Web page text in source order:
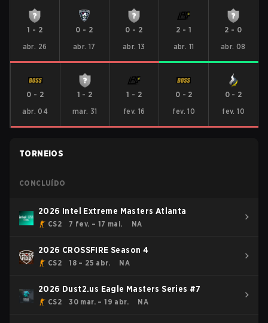
1 - 2
abr. 26
0 - 2
abr. 17
0 - 2
abr. 13
2 - 1
abr. 11
2 - 0
abr. 08
0 - 2
abr. 04
1 - 2
mar. 31
1 - 2
fev. 16
0 - 2
fev. 10
0- 2
fev. 10
TORNEIOS
CONCLUÍDO
2026 Intel Extreme Masters Atlanta
CS2 7 fev. – 17 mai. NA
2026 CROSSFIRE Season 4
CS2 18 – 25 abr. NA
2026 Dust2.us Eagle Masters Series #7
CS2 30 mar. – 19 abr. NA